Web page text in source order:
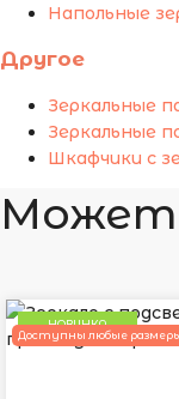
Напольные
Другое
Зеркальные
Зеркальные
Шкафчики с
Может
НОВИНКА
Доступны любые